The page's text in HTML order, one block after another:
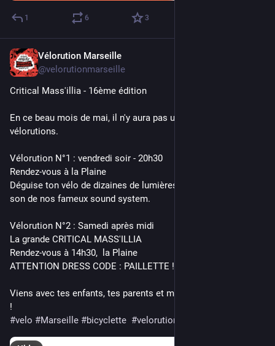
1 6 3
Vélorution Marseille
@velorutionmarseille
Critical Mass'illia - 16ème édition
En ce beau mois de mai, il n'y aura pas une mais DEUX
vélorutions.
Vélorution N°1 : vendredi soir - 20h30
Rendez-vous à la Plaine
Déguise ton vélo de dizaines de lumières et viens rouler au
son de nos fameux sound system.
Vélorution N°2 : Samedi après midi
La grande CRITICAL MASS'ILLIA
Rendez-vous à 14h30,  la Plaine
ATTENTION DRESS CODE : PAILLETTE !!!
Viens avec tes enfants, tes parents et même ton vieux tonton
!
#velo #Marseille #bicyclette #velorution